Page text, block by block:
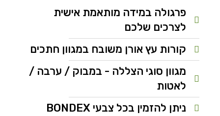
פרגולה במידה מותאמת אישית
לצרכים שלכם
קורות עץ אורן משובח במגוון חתכים
מגוון סוגי הצללה - במבוק / ערבה /
לאטות
ניתן להזמין בכל צבעי BONDEX